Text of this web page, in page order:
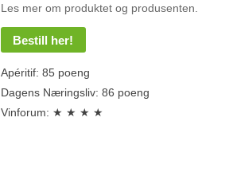
Les mer om produktet og produsenten.
Bestill her!
Apéritif: 85 poeng
Dagens Næringsliv: 86 poeng
Vinforum: ★ ★ ★ ★